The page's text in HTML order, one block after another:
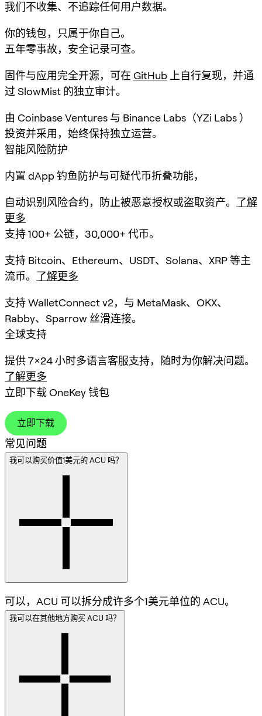
我们不收集、不追踪任何用户数据。
你的钱包，只属于你自己。
五年零事故，安全记录可查。
固件与应用完全开源，可在 GitHub 上自行复现，并通
过 SlowMist 的独立审计。
由 Coinbase Ventures 与 Binance Labs（YZi Labs ）
投资并采用，始终保持独立运营。
智能风险防护
内置 dApp 钓鱼防护与可疑代币折叠功能，
自动识别风险合约，防止被恶意授权或盗取资产。 了解
更多
支持 100+ 公链，30,000+ 代币。
支持 Bitcoin、Ethereum、USDT、Solana、XRP 等主
流币。 了解更多
支持 WalletConnect v2，与 MetaMask、OKX、
Rabby、Sparrow 丝滑连接。
全球支持
提供 7×24 小时多语言客服支持，随时为你解决问题。
了解更多
立即下载 OneKey 钱包
立即下载
常见问题
我可以购买价值1美元的 ACU 吗？
可以，ACU 可以拆分成许多个1美元单位的 ACU。
我可以在其他地方购买 ACU 吗？